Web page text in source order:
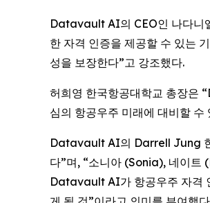
Datavault AI의 CEO인 나다니
한 자격 인증을 제공할 수 있는
성을 보장한다”고 강조했다.
허희영 한국항공대학교 총장은
심의 항공우주 미래에 대비할 수
Datavault AI의 Darrell Jung 한
다”며, “소니아 (Sonia), 네이트
Datavault AI가 항공우주 자격